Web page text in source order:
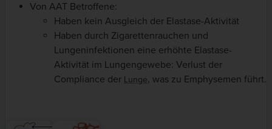
Von AAT Betroffene:
Haben kein Ausgleich der Elastase-Aktivität
Haben durch Zigarettenrauchen und
Lungeninfektionen eine erhöhte Elastase-
Aktivität im Lungengewebe: Verlust der
Compliance der Lunge, was zu Emphysemen führt.